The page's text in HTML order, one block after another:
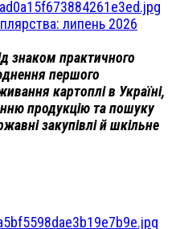
липень 2026
знаком практичного
першого
картоплі в Україні,
продукцію та пошуку
закупівлі й шкільне